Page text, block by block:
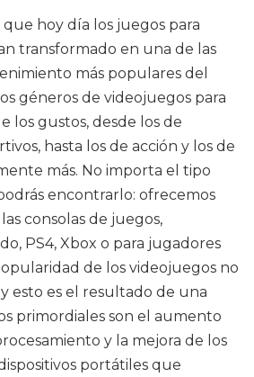
hoy día los juegos para
transformado en una de las
más populares del
géneros de videojuegos para
los gustos, desde los de
hasta los de acción y los de
más. No importa el tipo
encontrarlo: ofrecemos
consolas de juegos,
PS4, Xbox o para jugadores
de los videojuegos no
esto es el resultado de una
primordiales son el aumento
y la mejora de los
portátiles que